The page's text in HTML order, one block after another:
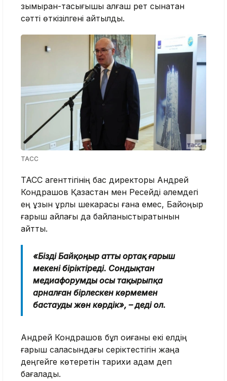
зымыран-тасығышы алғаш рет сынақтан
сәтті өткізілгені айтылды.
ТАСС
ТАСС агенттігінің бас директоры Андрей
Кондрашов Қазақстан мен Ресейді әлемдегі
ең ұзын құрлық шекарасы ғана емес, Байқоңыр
ғарыш айлағы да байланыстыратынын
айтты.
«Бізді Байқоңыр атты ортақ ғарыш
мекені біріктіреді. Сондықтан
медиафорумды осы тақырыпқа
арналған бірлескен көрмемен
бастауды жөн көрдік», – деді ол.
Андрей Кондрашов бұл оқиғаны екі елдің
ғарыш саласындағы серіктестігін жаңа
деңгейге көтеретін тарихи қадам деп
бағалады.